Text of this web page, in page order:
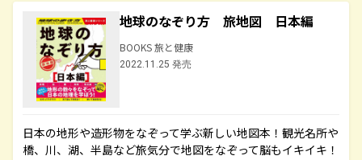
地球のなぞり方 旅地図 日本編
BOOKS 旅と健康
2022.11.25 発売
日本の地形や造形物をなぞって学ぶ新しい地図本！観光名所や
橋、川、湖、半島など旅気分で地図をなぞって脳もイキイキ！